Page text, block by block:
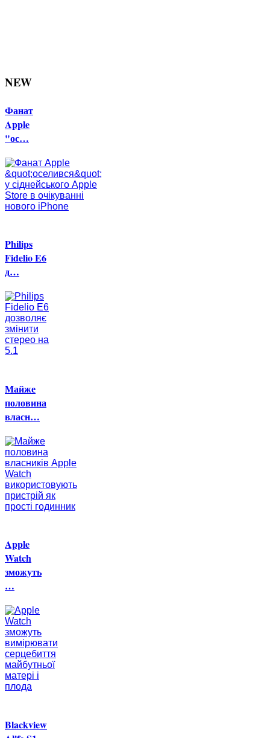
NEW
Фанат
Apple
"ос…
Philips
Fidelio E6
д…
Майже
половина
власн…
Apple
Watch
зможуть
…
Blackview